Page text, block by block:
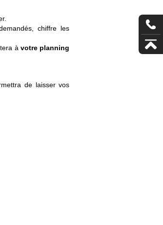
chiffre les
à votre planning
de laisser vos